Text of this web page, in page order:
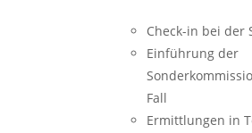
Check-in bei der
Einführung der
Fall
Ermittlungen in